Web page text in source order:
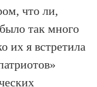
что ли,
так много
их я встретила